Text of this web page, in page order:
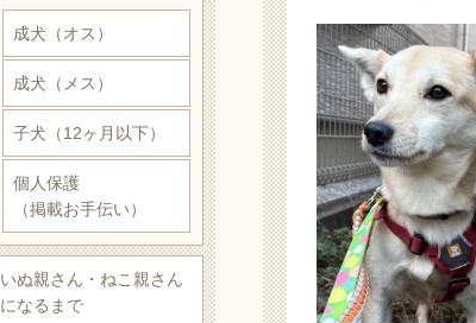
成犬（オス）
成犬（メス）
子犬（12ヶ月以下）
個人保護
（掲載お手伝い）
いぬ親さん・ねこ親さん
になるまで